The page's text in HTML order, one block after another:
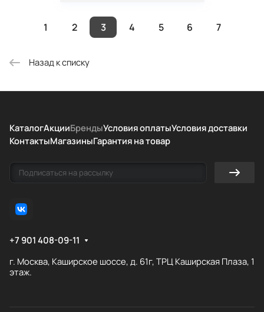
1 2 3 4 5 6 7
Назад к списку
КаталогАкцииБрендыУсловия оплатыУсловия доставки
КонтактыМагазиныГарантия на товар
+7 901 408-09-11
г. Москва, Каширское шоссе, д. 61г, ТРЦ Каширская Плаза, 1
этаж.